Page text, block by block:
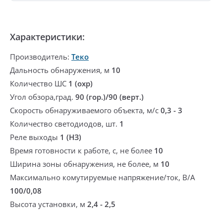
Характеристики:
Производитель: Теко
Дальность обнаружения, м 10
Количество ШС 1 (охр)
Угол обзора,град. 90 (гор.)/90 (верт.)
Скорость обнаруживаемого объекта, м/с 0,3 - 3
Количество светодиодов, шт. 1
Реле выходы 1 (НЗ)
Время готовности к работе, с, не более 10
Ширина зоны обнаружения, не более, м 10
Максимально комутируемые напряжение/ток, В/А
100/0,08
Высота установки, м 2,4 - 2,5